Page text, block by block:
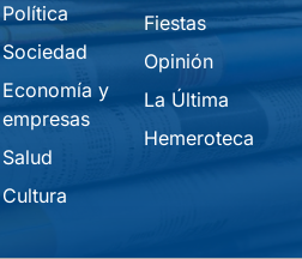
Política
Sociedad
Economía y
empresas
Salud
Cultura
Fiestas
Opinión
La Última
Hemeroteca